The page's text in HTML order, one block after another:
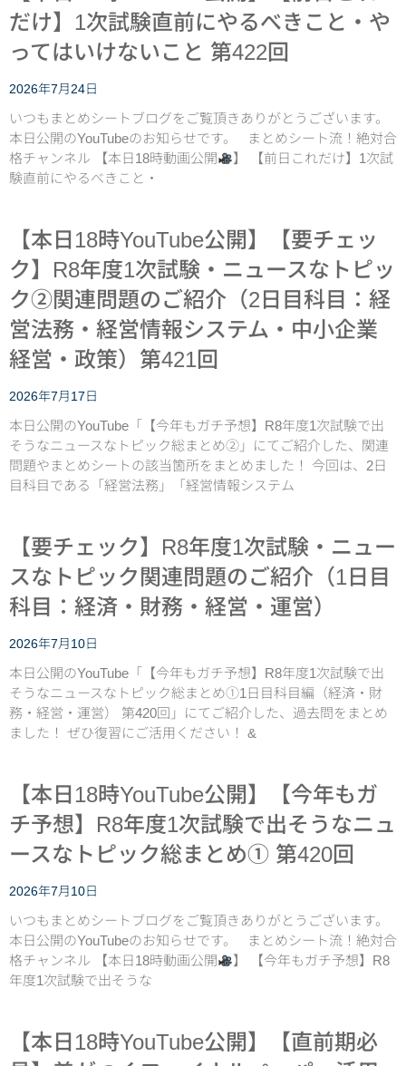
だけ】1次試験直前にやるべきこと・や
ってはいけないこと 第422回
2026年7月24日
いつもまとめシートブログをご覧頂きありがとうございます。
本日公開のYouTubeのお知らせです。 まとめシート流！絶対合
格チャンネル 【本日18時動画公開
】 【前日これだけ】1次試
験直前にやるべきこと・
【本日18時YouTube公開】【要チェッ
ク】R8年度1次試験・ニュースなトピッ
ク②関連問題のご紹介（2日目科目：経
営法務・経営情報システム・中小企業
経営・政策）第421回
2026年7月17日
本日公開のYouTube「【今年もガチ予想】R8年度1次試験で出
そうなニュースなトピック総まとめ②」にてご紹介した、関連
問題やまとめシートの該当箇所をまとめました！ 今回は、2日
目科目である「経営法務」「経営情報システム
【要チェック】R8年度1次試験・ニュー
スなトピック関連問題のご紹介（1日目
科目：経済・財務・経営・運営）
2026年7月10日
本日公開のYouTube「【今年もガチ予想】R8年度1次試験で出
そうなニュースなトピック総まとめ①1日目科目編（経済・財
務・経営・運営） 第420回」にてご紹介した、過去問をまとめ
ました！ ぜひ復習にご活用ください！ &
【本日18時YouTube公開】【今年もガ
チ予想】R8年度1次試験で出そうなニュ
ースなトピック総まとめ① 第420回
2026年7月10日
いつもまとめシートブログをご覧頂きありがとうございます。
本日公開のYouTubeのお知らせです。 まとめシート流！絶対合
格チャンネル 【本日18時動画公開
】 【今年もガチ予想】R8
年度1次試験で出そうな
【本日18時YouTube公開】【直前期必